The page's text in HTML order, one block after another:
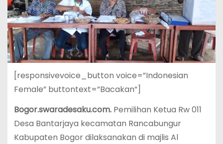
[responsivevoice_button voice=”Indonesian
Female” buttontext=”Bacakan”]
Bogor.swaradesaku.com. Pemilihan Ketua Rw 011
Desa Bantarjaya kecamatan Rancabungur
Kabupaten Bogor dilaksanakan di majlis Al